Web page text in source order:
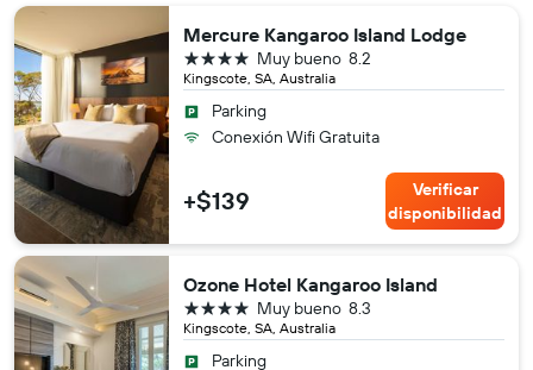
Mercure Kangaroo Island Lodge
Kingscote, SA, Australia
8.2
Muy bueno
4 estrellas
Parking
Conexión Wifi Gratuita
+$139
Verificar
disponibilidad
Ozone Hotel Kangaroo Island
Kingscote, SA, Australia
8.3
Muy bueno
4 estrellas
Parking